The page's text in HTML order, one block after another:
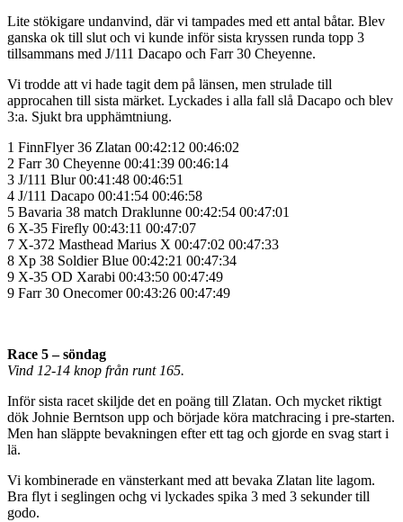
Lite stökigare undanvind, där vi tampades med ett antal båtar. Blev
ganska ok till slut och vi kunde inför sista kryssen runda topp 3
tillsammans med J/111 Dacapo och Farr 30 Cheyenne.
Vi trodde att vi hade tagit dem på länsen, men strulade till
approcahen till sista märket. Lyckades i alla fall slå Dacapo och blev
3:a. Sjukt bra upphämtniung.
1 FinnFlyer 36 Zlatan 00:42:12 00:46:02
2 Farr 30 Cheyenne 00:41:39 00:46:14
3 J/111 Blur 00:41:48 00:46:51
4 J/111 Dacapo 00:41:54 00:46:58
5 Bavaria 38 match Draklunne 00:42:54 00:47:01
6 X-35 Firefly 00:43:11 00:47:07
7 X-372 Masthead Marius X 00:47:02 00:47:33
8 Xp 38 Soldier Blue 00:42:21 00:47:34
9 X-35 OD Xarabi 00:43:50 00:47:49
9 Farr 30 Onecomer 00:43:26 00:47:49
Race 5 – söndag
Vind 12-14 knop från runt 165.
Inför sista racet skiljde det en poäng till Zlatan. Och mycket riktigt
dök Johnie Berntson upp och började köra matchracing i pre-starten.
Men han släppte bevakningen efter ett tag och gjorde en svag start i
lä.
Vi kombinerade en vänsterkant med att bevaka Zlatan lite lagom.
Bra flyt i seglingen ochg vi lyckades spika 3 med 3 sekunder till
godo.